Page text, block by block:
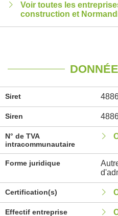
Voir toutes les
construction et
Siret
Siren
N° de TVA
intracommunautaire
Forme juridique
Certification(s)
Effectif entreprise